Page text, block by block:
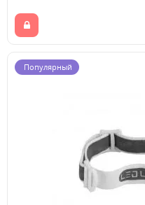
Популярный